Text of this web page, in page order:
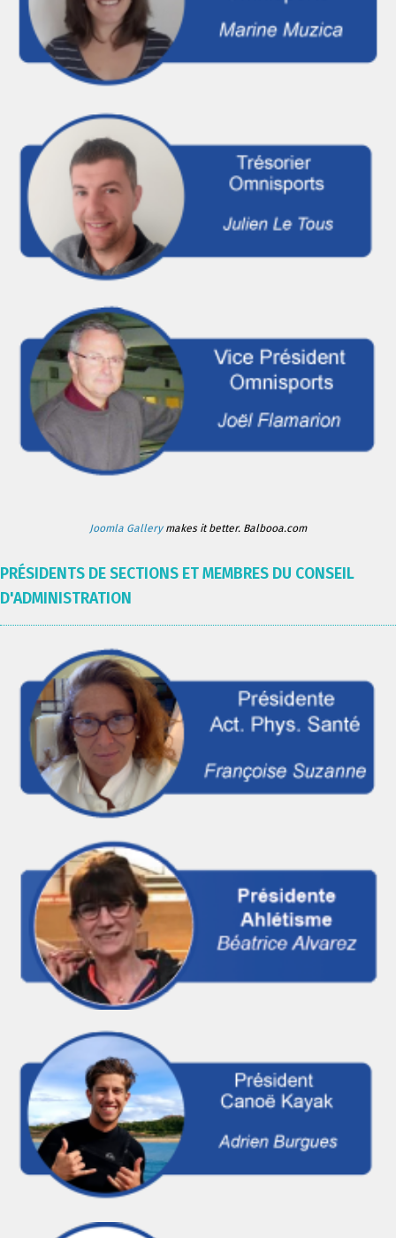
Joomla Gallerymakes it better. Balbooa.com
PRÉSIDENTS DE SECTIONS ET MEMBRES DU CONSEIL
D'ADMINISTRATION